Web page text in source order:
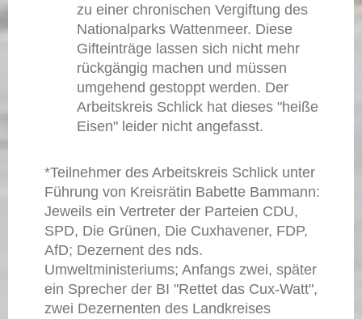
zu einer chronischen Vergiftung des
Nationalparks Wattenmeer. Diese
Gifteinträge lassen sich nicht mehr
rückgängig machen und müssen
umgehend gestoppt werden. Der
Arbeitskreis Schlick hat dieses "heiße
Eisen" leider nicht angefasst.
*Teilnehmer des Arbeitskreis Schlick unter
Führung von Kreisrätin Babette Bammann:
Jeweils ein Vertreter der Parteien CDU,
SPD, Die Grünen, Die Cuxhavener, FDP,
AfD; Dezernent des nds.
Umweltministeriums; Anfangs zwei, später
ein Sprecher der BI "Rettet das Cux-Watt",
zwei Dezernenten des Landkreises